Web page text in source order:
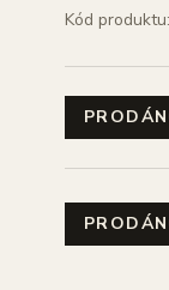
Kód